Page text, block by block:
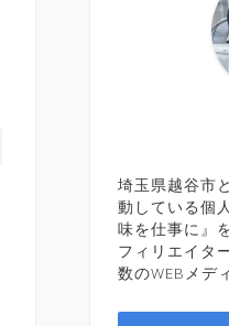
埼玉県越谷市
動している個
味を仕事に』
フィリエイタ
数のWEBメデ